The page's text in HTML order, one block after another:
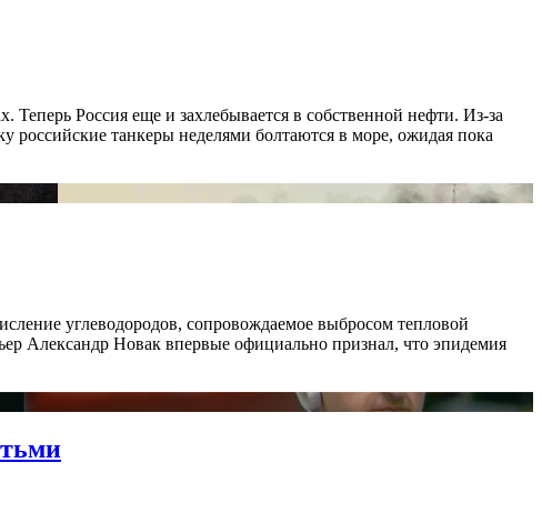
Россия еще и захлебывается в собственной нефти. Из-за
российские танкеры неделями болтаются в море, ожидая пока
углеводородов, сопровождаемое выбросом тепловой
Александр Новак впервые официально признал, что эпидемия